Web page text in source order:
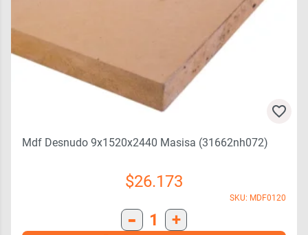
Mdf Desnudo 9x1520x2440 Masisa (31662nh072)
$26.173
SKU: MDF0120
- 1 +